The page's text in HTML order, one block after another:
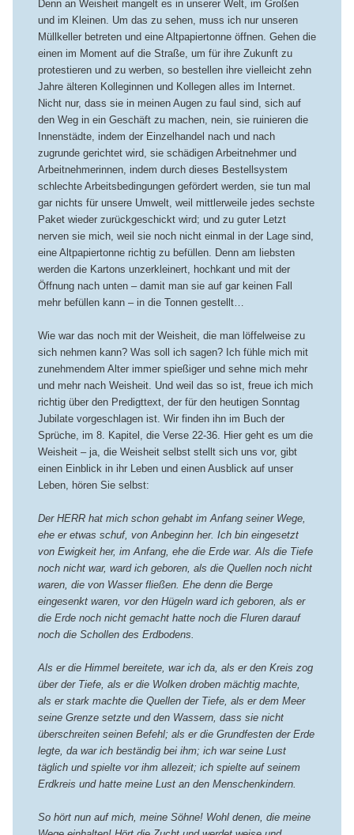
Denn an Weisheit mangelt es in unserer Welt, im Großen
und im Kleinen. Um das zu sehen, muss ich nur unseren
Müllkeller betreten und eine Altpapiertonne öffnen. Gehen die
einen im Moment auf die Straße, um für ihre Zukunft zu
protestieren und zu werben, so bestellen ihre vielleicht zehn
Jahre älteren Kolleginnen und Kollegen alles im Internet.
Nicht nur, dass sie in meinen Augen zu faul sind, sich auf
den Weg in ein Geschäft zu machen, nein, sie ruinieren die
Innenstädte, indem der Einzelhandel nach und nach
zugrunde gerichtet wird, sie schädigen Arbeitnehmer und
Arbeitnehmerinnen, indem durch dieses Bestellsystem
schlechte Arbeitsbedingungen gefördert werden, sie tun mal
gar nichts für unsere Umwelt, weil mittlerweile jedes sechste
Paket wieder zurückgeschickt wird; und zu guter Letzt
nerven sie mich, weil sie noch nicht einmal in der Lage sind,
eine Altpapiertonne richtig zu befüllen. Denn am liebsten
werden die Kartons unzerkleinert, hochkant und mit der
Öffnung nach unten – damit man sie auf gar keinen Fall
mehr befüllen kann – in die Tonnen gestellt…
Wie war das noch mit der Weisheit, die man löffelweise zu
sich nehmen kann? Was soll ich sagen? Ich fühle mich mit
zunehmendem Alter immer spießiger und sehne mich mehr
und mehr nach Weisheit. Und weil das so ist, freue ich mich
richtig über den Predigttext, der für den heutigen Sonntag
Jubilate vorgeschlagen ist. Wir finden ihn im Buch der
Sprüche, im 8. Kapitel, die Verse 22-36. Hier geht es um die
Weisheit – ja, die Weisheit selbst stellt sich uns vor, gibt
einen Einblick in ihr Leben und einen Ausblick auf unser
Leben, hören Sie selbst:
Der HERR hat mich schon gehabt im Anfang seiner Wege,
ehe er etwas schuf, von Anbeginn her. Ich bin eingesetzt
von Ewigkeit her, im Anfang, ehe die Erde war. Als die Tiefe
noch nicht war, ward ich geboren, als die Quellen noch nicht
waren, die von Wasser fließen. Ehe denn die Berge
eingesenkt waren, vor den Hügeln ward ich geboren, als er
die Erde noch nicht gemacht hatte noch die Fluren darauf
noch die Schollen des Erdbodens.
Als er die Himmel bereitete, war ich da, als er den Kreis zog
über der Tiefe, als er die Wolken droben mächtig machte,
als er stark machte die Quellen der Tiefe, als er dem Meer
seine Grenze setzte und den Wassern, dass sie nicht
überschreiten seinen Befehl; als er die Grundfesten der Erde
legte, da war ich beständig bei ihm; ich war seine Lust
täglich und spielte vor ihm allezeit; ich spielte auf seinem
Erdkreis und hatte meine Lust an den Menschenkindern.
So hört nun auf mich, meine Söhne! Wohl denen, die meine